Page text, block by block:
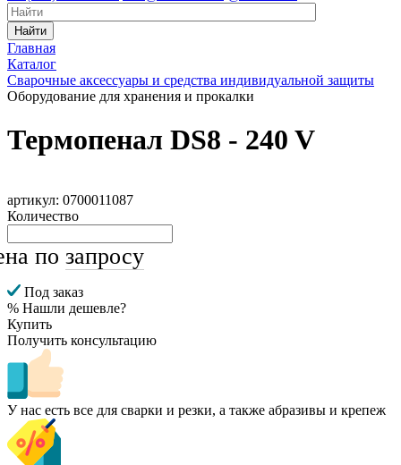
Найти
Главная
Каталог
Сварочные аксессуары и средства индивидуальной защиты
Оборудование для хранения и прокалки
Термопенал DS8 - 240 V
артикул: 0700011087
Количество
по запросу
Под заказ
% Нашли дешевле?
Купить
Получить консультацию
У нас есть все для сварки и резки, а также абразивы и крепеж